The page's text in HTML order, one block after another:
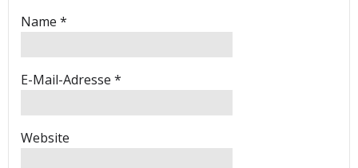
Name *
E-Mail-Adresse *
Website